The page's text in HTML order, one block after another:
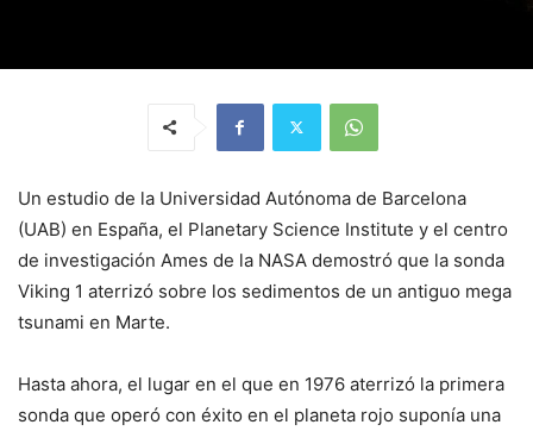
Un estudio de la Universidad Autónoma de Barcelona
(UAB) en España, el Planetary Science Institute y el centro
de investigación Ames de la NASA demostró que la sonda
Viking 1 aterrizó sobre los sedimentos de un antiguo mega
tsunami en Marte.
Hasta ahora, el lugar en el que en 1976 aterrizó la primera
sonda que operó con éxito en el planeta rojo suponía una